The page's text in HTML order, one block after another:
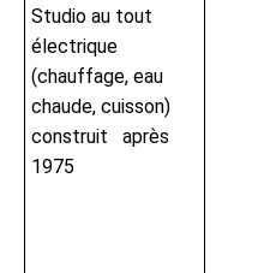
Studio au tout
électrique
(chauffage, eau
chaude, cuisson)
construit après
1975